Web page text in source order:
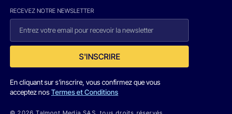
RECEVEZ NOTRE NEWSLETTER
S'INSCRIRE
En cliquant sur s'inscrire, vous confirmez que vous
acceptez nosTermes et Conditions